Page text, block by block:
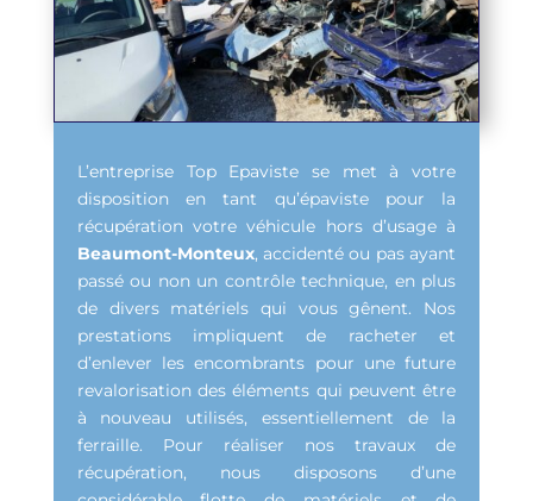
L’entreprise Top Epaviste se met à votre
disposition en tant qu’épaviste pour la
récupération votre véhicule hors d’usage à
Beaumont-Monteux, accidenté ou pas ayant
passé ou non un contrôle technique, en plus
de divers matériels qui vous gênent. Nos
prestations impliquent de racheter et
d’enlever les encombrants pour une future
revalorisation des éléments qui peuvent être
à nouveau utilisés, essentiellement de la
ferraille. Pour réaliser nos travaux de
récupération, nous disposons d’une